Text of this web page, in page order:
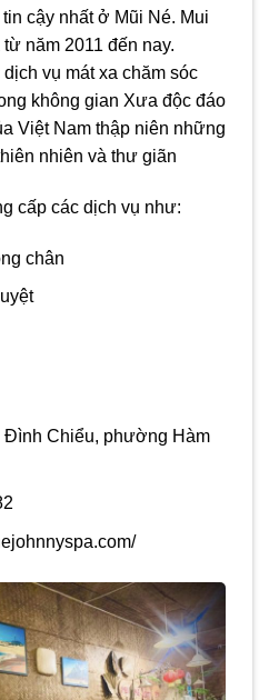
cậy nhất ở Mũi Né. Mui
năm 2011 đến nay.
vụ mát xa chăm sóc
không gian Xưa độc đáo
Việt Nam thập niên những
nhiên và thư giãn
cấp các dịch vụ như:
chân
Đình Chiểu, phường Hàm